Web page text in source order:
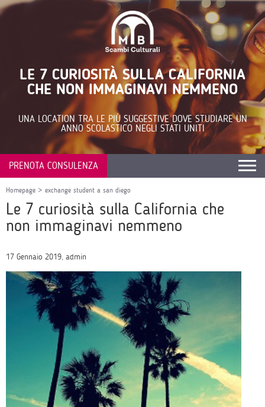
LE 7 CURIOSITÀ SULLA CALIFORNIA
CHE NON IMMAGINAVI NEMMENO
UNA LOCATION TRA LE PIÙ SUGGESTIVE DOVE STUDIARE UN
ANNO SCOLASTICO NEGLI STATI UNITI
PRENOTA CONSULENZA
Homepage > exchange student a san diego
Le 7 curiosità sulla California che
non immaginavi nemmeno
17 Gennaio 2019, admin